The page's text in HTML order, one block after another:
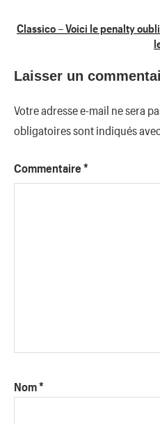
Classico – Voici le penalty
Laisser un
Votre adresse e-mail ne sera
obligatoires sont indiqués
Commentaire *
Nom*